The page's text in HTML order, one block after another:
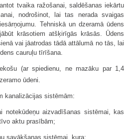
tvaika ražošanai, saldēšanas iekārtu
nodrošinot, lai tas nerada svaigas
Tehniskā un dzeramā ūdens
krāsotiem atšķirīgās krāsās. Ūdens
vai jāatrodas tādā attālumā no tās, lai
cauruļu tīrīšana.
(ar spiedienu, ne mazāku par 1,4
ūdeni.
kanalizācijas sistēmām:
notekūdeņu aizvadīšanas sistēmai, kas
aktu prasībām;
savākšanas sistēmai, kura: